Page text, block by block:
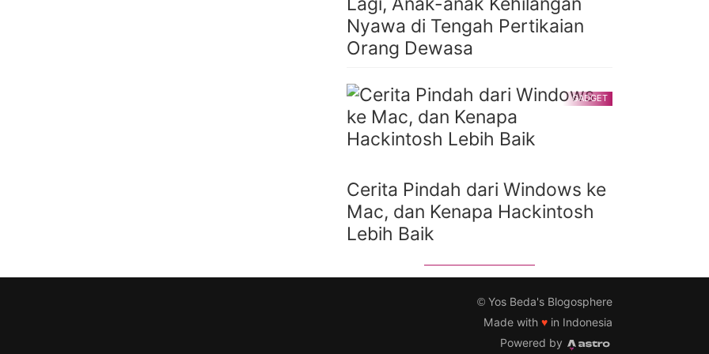
Nyawa di Tengah Pertikaian
Orang Dewasa
GADGET
Cerita Pindah dari Windows ke
Mac, dan Kenapa Hackintosh
Lebih Baik
© Yos Beda's Blogosphere
Made with ♥ in Indonesia
Powered by